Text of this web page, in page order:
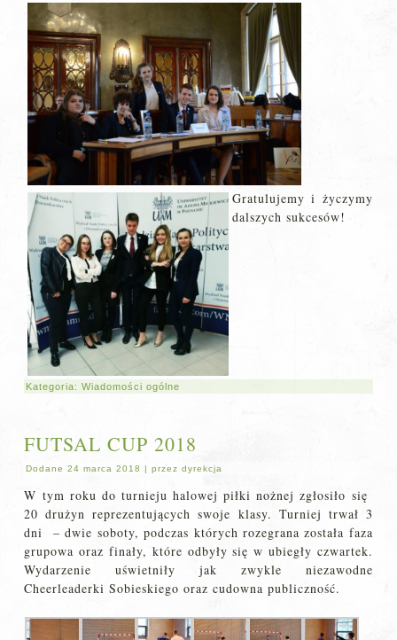
Gratulujemy i życzymy
dalszych sukcesów!
Kategoria:Wiadomości ogólne
FUTSAL CUP 2018
Dodane 24 marca 2018 |przez dyrekcja
W tym roku do turnieju halowej piłki nożnej zgłosiło się
20 drużyn reprezentujących swoje klasy. Turniej trwał 3
dni – dwie soboty, podczas których rozegrana została faza
grupowa oraz finały, które odbyły się w ubiegły czwartek.
Wydarzenie uświetniły jak zwykle niezawodne
Cheerleaderki Sobieskiego oraz cudowna publiczność.